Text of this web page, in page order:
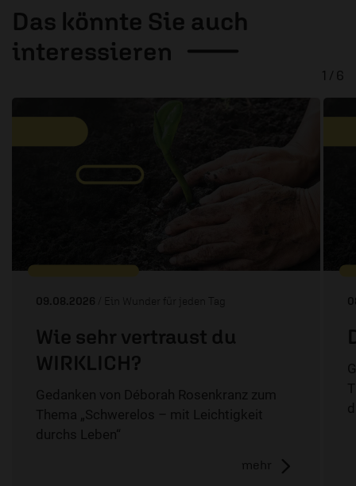
Das könnte Sie auch
interessieren
09.08.2026 / Ein Wunder für jeden Tag
Wie sehr vertraust du
WIRKLICH?
Gedanken von Déborah Rosenkranz zum
Thema „Schwerelos – mit Leichtigkeit
durchs Leben“
mehr
1 / 6